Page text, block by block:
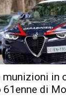
in
61enne di